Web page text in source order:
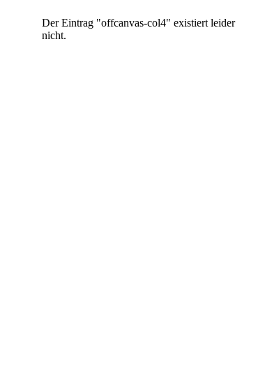
Der Eintrag "offcanvas-col4" existiert leider
nicht.